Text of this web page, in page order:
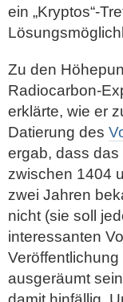
ein „Kryptos“-
Zu den
Radiocarbon-
erklärte, wie er
Datierung des
ergab, dass
zwischen 1404
zwei Jahren
nicht (sie soll
interessanten
ausgeräumt